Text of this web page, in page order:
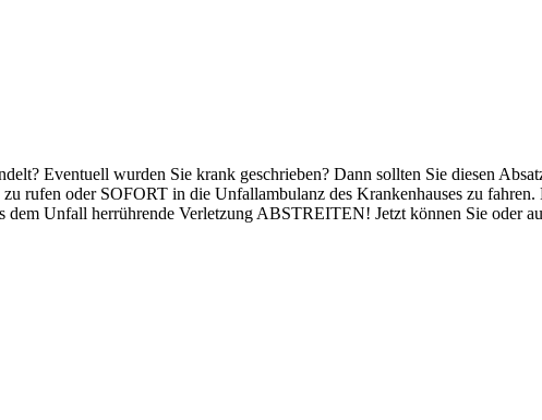
Eventuell wurden Sie krank geschrieben? Dann sollten Sie diesen
rufen oder SOFORT in die Unfallambulanz des Krankenhauses zu
Unfall herrührende Verletzung ABSTREITEN! Jetzt können Sie oder